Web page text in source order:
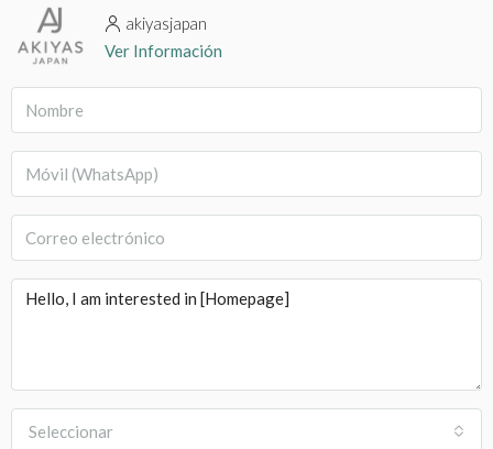
akiyasjapan
Ver Información
Seleccionar